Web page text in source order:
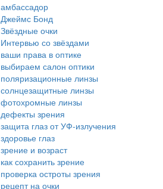
амбассадор
Джеймс Бонд
Звёздные очки
Интервью со звёздами
ваши права в оптике
выбираем салон оптики
поляризационные линзы
солнцезащитные линзы
фотохромные линзы
дефекты зрения
защита глаз от УФ-излучения
здоровье глаз
зрение и возраст
как сохранить зрение
проверка остроты зрения
рецепт на очки